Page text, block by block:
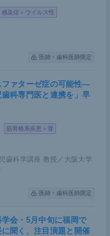
感染症＞ウイルス性
医師・歯科医師限定
ファターゼ症の可能性―
科専門医と連携を」早
筋骨格系疾患＞骨
歯科学講座 教授／大阪大学
医師・歯科医師限定
会・5月中旬に福岡で
聞く、注目演題と開催